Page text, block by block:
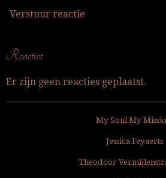
Verstuur reactie
Reacties
Er zijn geen reacties geplaatst.
My Soul My
Jessica Feyaerts
Theodoor